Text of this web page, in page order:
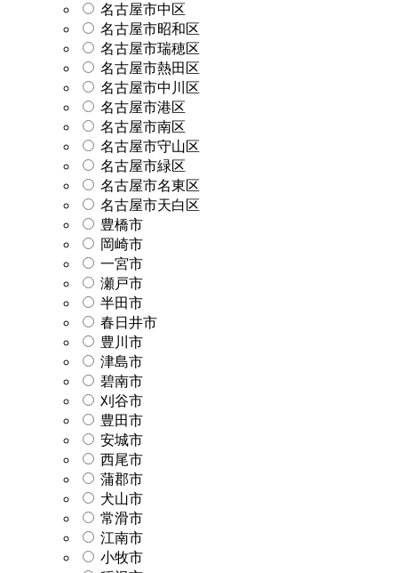
名古屋市中区
名古屋市昭和区
名古屋市瑞穂区
名古屋市熱田区
名古屋市中川区
名古屋市港区
名古屋市南区
名古屋市守山区
名古屋市緑区
名古屋市名東区
名古屋市天白区
豊橋市
岡崎市
一宮市
瀬戸市
半田市
春日井市
豊川市
津島市
碧南市
刈谷市
豊田市
安城市
西尾市
蒲郡市
犬山市
常滑市
江南市
小牧市